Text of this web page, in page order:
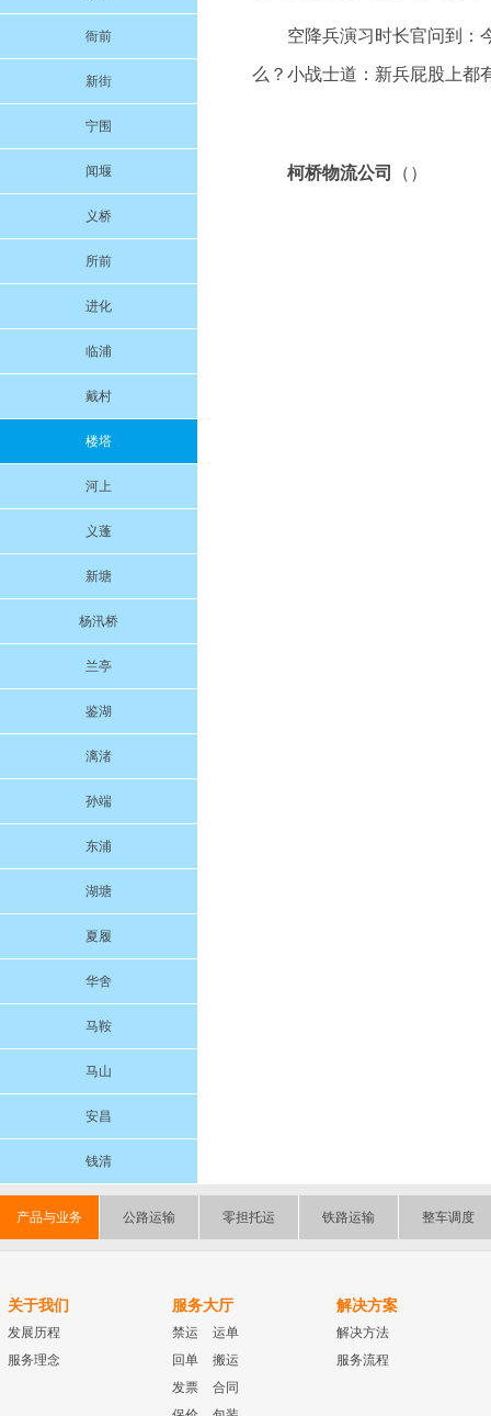
衙前
新街
宁围
闻堰
义桥
所前
进化
临浦
戴村
楼塔
河上
义蓬
新塘
杨汛桥
兰亭
鉴湖
漓渚
孙端
东浦
湖塘
夏履
华舍
马鞍
马山
安昌
钱清
空降兵演习时长官问到：
么？小战士道：新兵屁股上都
柯桥物流公司 （）
产品与业务 公路运输 零担托运 铁路运输 整车调度
关于我们
发展历程
服务理念
服务大厅
禁运
运单
回单
搬运
发票
合同
解决方案
解决方法
服务流程